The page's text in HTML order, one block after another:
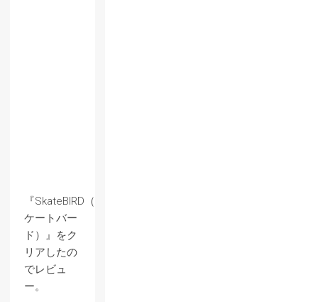
『SkateBIRD（ス
ケートバー
ド）』をク
リアしたの
でレビュ
ー。